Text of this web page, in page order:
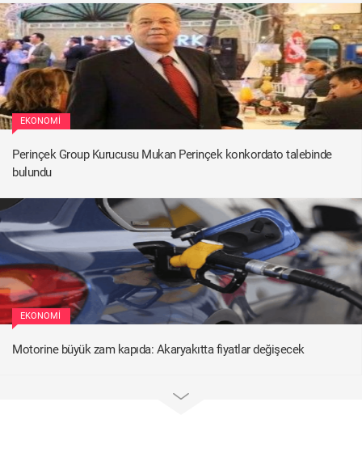
EKONOMI
Perinçek Group Kurucusu Mukan Perinçek konkordato talebinde
bulundu
EKONOMI
Motorine büyük zam kapıda: Akaryakıtta fiyatlar değişecek